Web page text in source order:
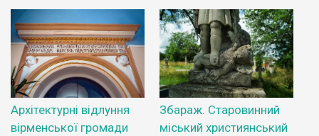
Архітектурні відлуння
вірменської громади
Збараж. Старовинний
міський християнський